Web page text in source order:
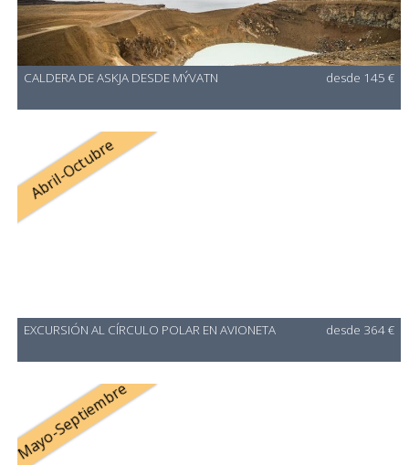
CALDERA DE ASKJA DESDE MÝVATN desde 145 €
Abril-Octubre
EXCURSIÓN AL CÍRCULO POLAR EN AVIONETA desde 364 €
Mayo-Septiembre